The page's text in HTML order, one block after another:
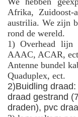
Afrika, Zuidoost-
austrilia. We zijn
rond de wereld.
1) Overhead lijn
AAAC, ACAR,
Antenne bundel
Quaduplex, ect.
2)Buidling
draad gestrand
draden), pvc